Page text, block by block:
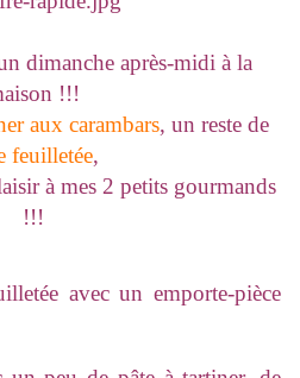
dimanche après-midi à la
!!!
aux carambars, un reste de
feuilletée,
à mes 2 petits gourmands
!!!
avec un emporte-pièce